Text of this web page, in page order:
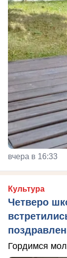
вчера в 16:33
Культура
Четверо
Гордимся